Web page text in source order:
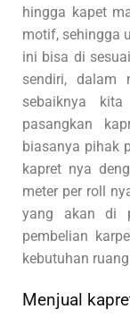
hingga kapet
motif, sehingga
ini bisa di
sendiri, dalam
sebaiknya
pasangkan
biasanya pihak
kapret nya
meter per roll
yang akan di
pembelian
kebutuhan
Menjual